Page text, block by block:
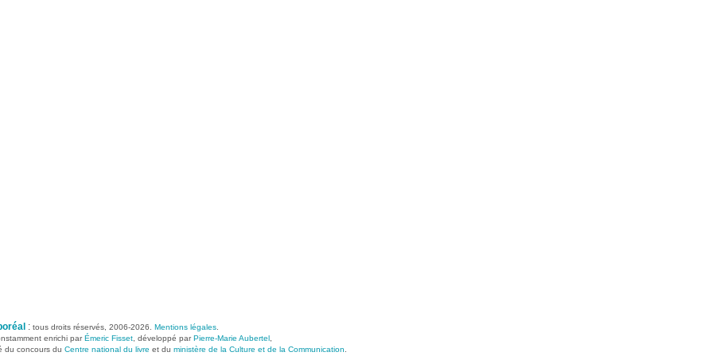
: tous droits réservés, 2006-2026. Mentions légales
enrichi parÉmeric Fisset , développé parPierre-Marie Aubertel
du concours du Centre national du livre et du ministère de la Culture et de la Communication